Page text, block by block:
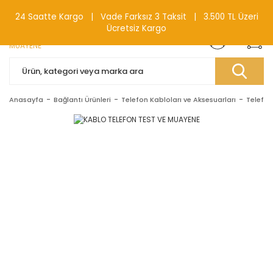
0(212) 240 87 88
Anasayfa Bağlantı Ürünleri Telefon Kabloları ve Aksesuarları
24 Saatte Kargo | Vade Farksız 3 Taksit | 3.500 TL Üzeri
Ücretsiz Kargo